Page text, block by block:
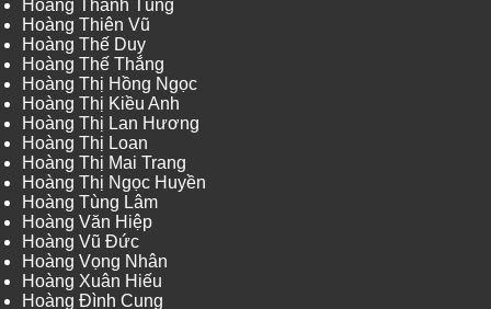
Hoàng Thanh Tùng
Hoàng Thiên Vũ
Hoàng Thế Duy
Hoàng Thế Thắng
Hoàng Thị Hồng Ngọc
Hoàng Thị Kiều Anh
Hoàng Thị Lan Hương
Hoàng Thị Loan
Hoàng Thị Mai Trang
Hoàng Thị Ngọc Huyền
Hoàng Tùng Lâm
Hoàng Văn Hiệp
Hoàng Vũ Đức
Hoàng Vọng Nhân
Hoàng Xuân Hiếu
Hoàng Đình Cung